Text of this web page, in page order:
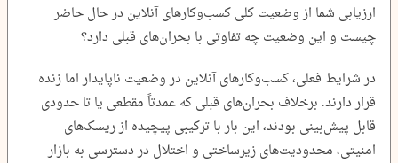
ارزیابی شما از وضعیت کلی کسب‌وکارهای آنلاین در حال حاضر
چیست و این وضعیت چه تفاوتی با بحران‌های قبلی دارد؟
در شرایط فعلی، کسب‌وکارهای آنلاین در وضعیت ناپایدار اما زنده
قرار دارند. برخلاف بحران‌های قبلی که عمدتاً مقطعی یا تا حدودی
قابل پیش‌بینی بودند، این بار با ترکیبی پیچیده از ریسک‌های
امنیتی، محدودیت‌های زیرساختی و اختلال در دسترسی به بازار